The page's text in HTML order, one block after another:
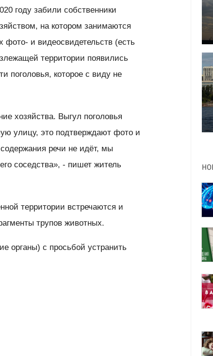
году забили собственники
на котором занимаются
и видеосвидетельств (есть
территории появились
поголовья, которое с виду не
хозяйства. Выгул поголовья
улицу, это подтверждают фото и
речи не идёт, мы
соседства», - пишет житель
территории встречаются и
трупов животных.
органы) с просьбой устранить